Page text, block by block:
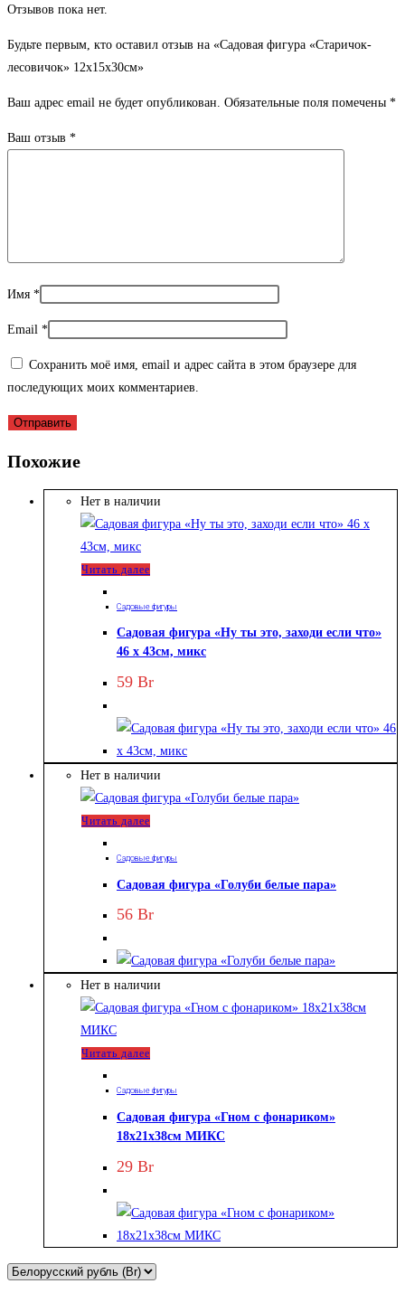
Отзывов пока нет.
Будьте первым, кто оставил отзыв на «Садовая фигура «Старичок-
лесовичок» 12х15х30см»
Ваш адрес email не будет опубликован. Обязательные поля помечены *
Ваш отзыв *
Имя *
Email *
Сохранить моё имя, email и адрес сайта в этом браузере для
последующих моих комментариев.
Похожие
Нет в наличии
Читать далее
Садовые фигуры
Садовая фигура «Ну ты это, заходи если что»
46 х 43см, микс
59 Br
Нет в наличии
Читать далее
Садовые фигуры
Садовая фигура «Голуби белые пара»
56 Br
Нет в наличии
Читать далее
Садовые фигуры
Садовая фигура «Гном с фонариком»
18х21х38см МИКС
29 Br